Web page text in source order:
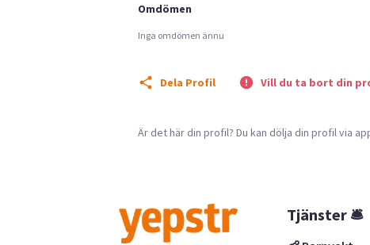
Omdömen
Inga omdömen ännu
Dela Profil Vill du ta bort din
Är det här din profil? Du kan dölja din profil via
Tjänster 🛎